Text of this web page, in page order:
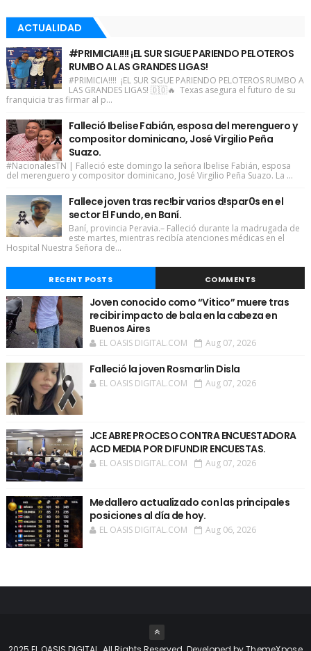
ACTUALIDAD
#PRIMICIA!!!! ¡EL SUR SIGUE PARIENDO PELOTEROS
RUMBO A LAS GRANDES LIGAS!
#PRIMICIA!!!! ¡EL SUR SIGUE PARIENDO PELOTEROS RUMBO A
LAS GRANDES LIGAS! 🇩🇴🔥 Texas asegura el futuro de su
franquicia tras firmar al p...
Falleció Ibelise Fabián, esposa del merenguero y
compositor dominicano, José Virgilio Peña
Suazo.
#NacionalesTN | Falleció este domingo la señora Ibelise Fabián, esposa
del merenguero y compositor dominicano, José Virgilio Peña Suazo. La ...
Fallece joven tras rec!bir varios d!spar0s en el
sector El Fundo, en Baní.
Baní, provincia Peravia.– Falleció durante la madrugada de
este martes, mientras recibía atenciones médicas en el
Hospital Nuestra Señora de...
RECENT POSTS COMMENTS
Joven conocido como “Vitico” muere tras
recibir impacto de bala en la cabeza en
Buenos Aires
EL OASIS DIGITAL.COM Aug 07, 2026
Falleció la joven Rosmarlin Disla
EL OASIS DIGITAL.COM Aug 07, 2026
JCE ABRE PROCESO CONTRA ENCUESTADORA
ACD MEDIA POR DIFUNDIR ENCUESTAS.
EL OASIS DIGITAL.COM Aug 07, 2026
Medallero actualizado con las principales
posiciones al día de hoy.
EL OASIS DIGITAL.COM Aug 06, 2026